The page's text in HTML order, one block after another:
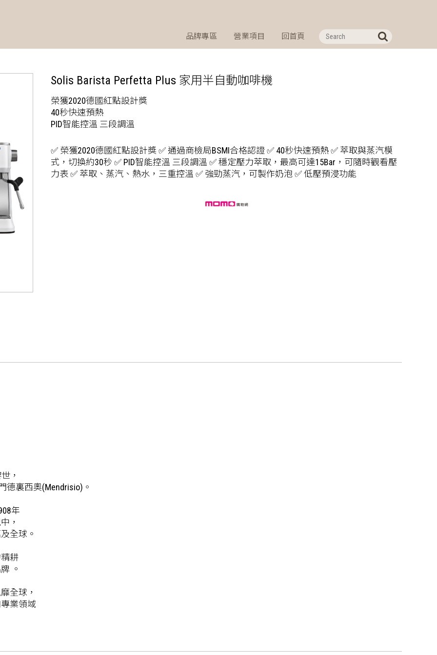
品牌專區 營業項目 回首頁
Solis Barista Perfetta Plus 家用半自動咖啡機
榮獲2020德國紅點設計獎
40秒快速預熱
PID智能控溫 三段調溫
✅ 榮獲2020德國紅點設計獎 ✅ 通過商檢局BSMI合格認證 ✅ 40秒快速預熱 ✅ 萃取與蒸汽模
式，切換約30秒 ✅ PID智能控溫 三段調溫 ✅ 穩定壓力萃取，最高可達15Bar，可隨時觀看壓
力表 ✅ 萃取、蒸汽、熱水，三重控溫 ✅ 強勁蒸汽，可製作奶泡 ✅ 低壓預浸功能
，
裏西奧(Mendrisio)。
年
，
全球。
耕
。
全球，
業領域